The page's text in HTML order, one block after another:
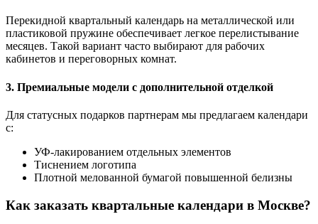
Перекидной квартальный календарь на металлической или
пластиковой пружине обеспечивает легкое перелистывание
месяцев. Такой вариант часто выбирают для рабочих
кабинетов и переговорных комнат.
3. Премиальные модели с дополнительной отделкой
Для статусных подарков партнерам мы предлагаем календари
с:
УФ-лакированием отдельных элементов
Тиснением логотипа
Плотной мелованной бумагой повышенной белизны
Как заказать квартальные календари в Москве?